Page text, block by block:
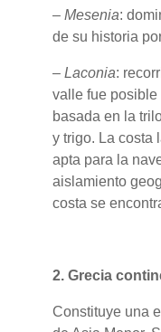
– Mesenia:
de su historia
– Laconia:
valle fue posible
basada en la
y trigo. La costa
apta para la
aislamiento
costa se
2. Grecia
Constituye una